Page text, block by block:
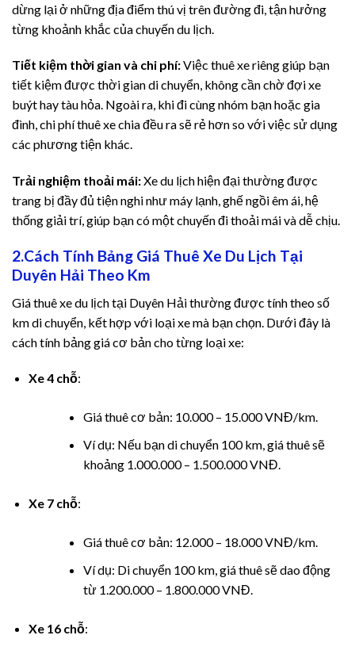
Panel
panel
panel
panel
satın al
satın al
panel
panel
panel
dừng lại ở những địa điểm thú vị trên đường đi, tận hưởng
từng khoảnh khắc của chuyến du lịch.
Tiết kiệm thời gian và chi phí:Việc thuê xe riêng giúp bạn
tiết kiệm được thời gian di chuyển, không cần chờ đợi xe
buýt hay tàu hỏa. Ngoài ra, khi đi cùng nhóm bạn hoặc gia
đình, chi phí thuê xe chia đều ra sẽ rẻ hơn so với việc sử dụng
các phương tiện khác.
Trải nghiệm thoải mái:Xe du lịch hiện đại thường được
trang bị đầy đủ tiện nghi như máy lạnh, ghế ngồi êm ái, hệ
thống giải trí, giúp bạn có một chuyến đi thoải mái và dễ chịu.
2.Cách Tính Bảng Giá Thuê Xe Du Lịch Tại
Duyên Hải Theo Km
Giá thuê xe du lịch tại Duyên Hải thường được tính theo số
km di chuyển, kết hợp với loại xe mà bạn chọn. Dưới đây là
cách tính bảng giá cơ bản cho từng loại xe:
Xe 4 chỗ:
Giá thuê cơ bản: 10.000 – 15.000 VNĐ/km.
Ví dụ: Nếu bạn di chuyển 100 km, giá thuê sẽ
khoảng 1.000.000 – 1.500.000 VNĐ.
Xe 7 chỗ:
Giá thuê cơ bản: 12.000 – 18.000 VNĐ/km.
Ví dụ: Di chuyển 100 km, giá thuê sẽ dao động
từ 1.200.000 – 1.800.000 VNĐ.
Xe 16 chỗ: